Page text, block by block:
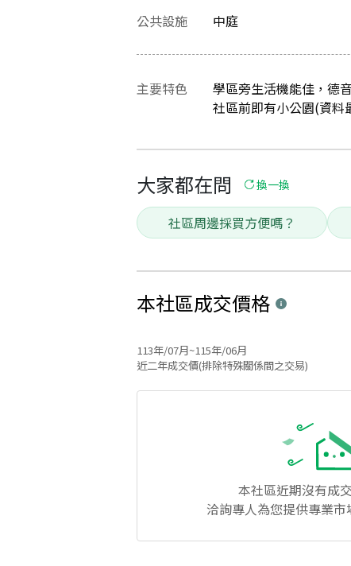
公共設施 中庭
主要特色
學區旁生活機能佳，德
社區前即有小公園(資
大家都在問 換一換
社區周邊採買方便嗎？
本社區成交價格
113年/07月~115年/06月
近二年成交價(排除特殊關係間之交易)
本社區近期沒有成
洽詢專人為您提供專業市